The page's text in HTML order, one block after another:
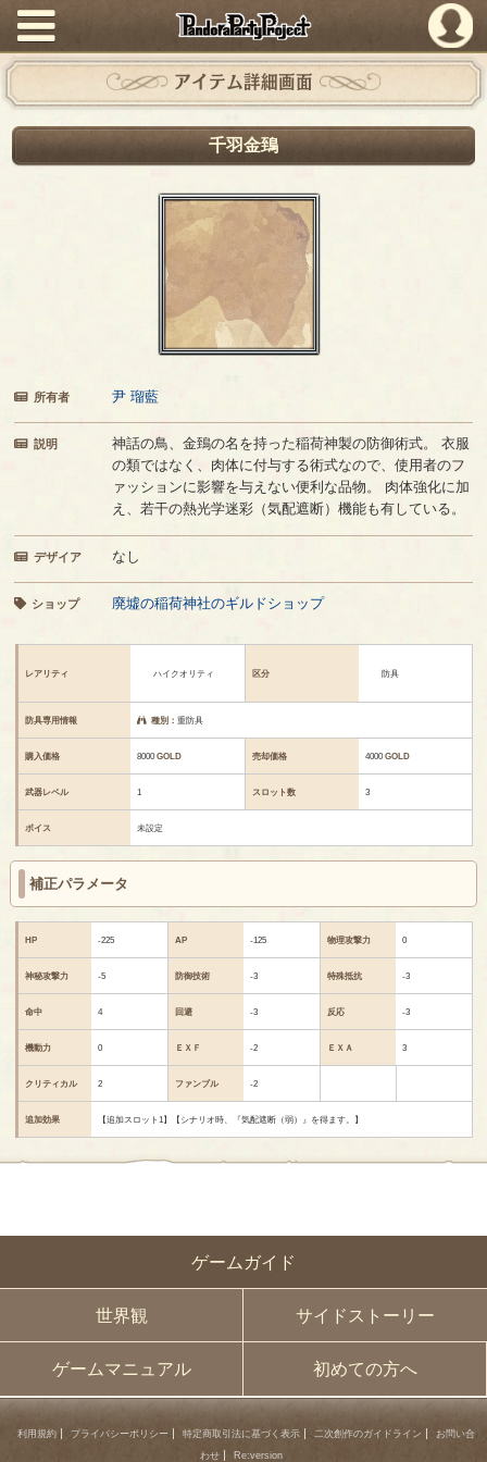
PandoraPartyProject
ゲームガイド
世界観 サイドストーリー
ゲームマニュアル 初めての方へ
アイテム詳細画面
千羽金鵄
所有者 尹 瑠藍
説明
神話の鳥、金鵄の名を持った稲荷神製の防御術式。 衣服
の類ではなく、肉体に付与する術式なので、使用者のフ
ァッションに影響を与えない便利な品物。 肉体強化に加
え、若干の熱光学迷彩（気配遮断）機能も有している。
デザイア なし
ショップ 廃墟の稲荷神社のギルドショップ
レアリティ ハイクオリティ 区分 防具
防具専用情報 種別：重防具
購入価格 8000GOLD 売却価格 4000GOLD
武器レベル 1 スロット数 3
ボイス 未設定
補正パラメータ
HP -225 AP -125 物理攻撃力 0
神秘攻撃力 -5 防御技術 -3 特殊抵抗 -3
命中 4 回避 -3 反応 -3
機動力 0 ＥＸＦ -2 ＥＸＡ 3
クリティカル 2 ファンブル -2
追加効果 【追加スロット1】【シナリオ時、『気配遮断（弱）』を得ます。】
利用規約 プライバシーポリシー 特定商取引法に基づく表示 二次創作のガイドライン
お問い合
わせ
Re:version